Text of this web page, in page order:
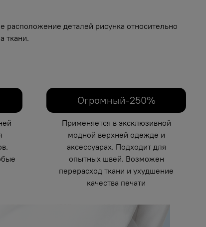
расположение деталей рисунка относительно
ткани.
Огромный-250%
Применяется в эксклюзивной
модной верхней одежде и
аксессуарах. Подходит для
опытных швей. Возможен
перерасход ткани и ухудшение
качества печати